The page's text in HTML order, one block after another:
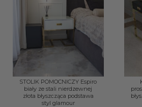
STOLIK POMOCNICZY Espiro
biały ze stali nierdzewnej
złota błyszcząca podstawa
styl glamour